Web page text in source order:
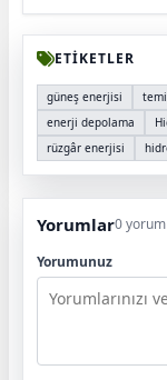
ETİKETLER
güneş enerjisi
enerji depolama
rüzgâr enerjisi
Yorumlar0 yorum
Yorumunuz